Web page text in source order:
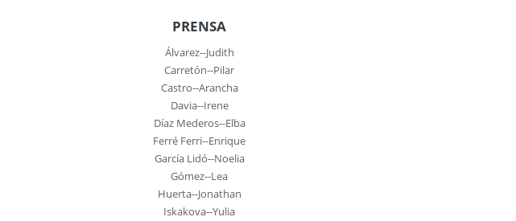
PRENSA
Álvarez--Judith
Carretón--Pilar
Castro--Arancha
Davia--Irene
Díaz Mederos--Elba
Ferré Ferri--Enrique
García Lidó--Noelia
Gómez--Lea
Huerta--Jonathan
Iskakova--Yulia